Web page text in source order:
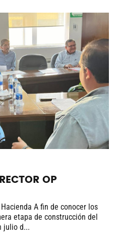
OP
A fin de conocer los
etapa de construcción del
julio d...